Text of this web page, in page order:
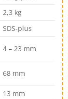
2,3 kg
SDS-plus
4 – 23 mm
68 mm
13 mm